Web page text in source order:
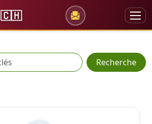
🇨🇭
Recherche